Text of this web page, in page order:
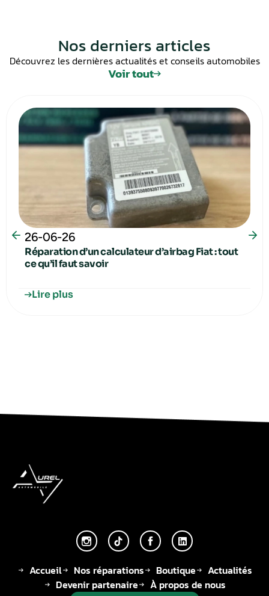
Nos derniers articles
Découvrez les dernières actualités et conseils automobiles
Voir tout
26-06-26
Réparation d’un calculateur d’airbag Fiat : tout
ce qu’il faut savoir
Lire plus
Accueil Nos réparations Boutique
Actualités
Devenir partenaire
À propos de nous